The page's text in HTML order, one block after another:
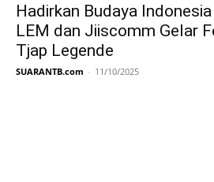
Hadirkan Budaya
LEM dan Jiiscomm Gelar
Tjap Legende
SUARANTB.com - 11/10/2025